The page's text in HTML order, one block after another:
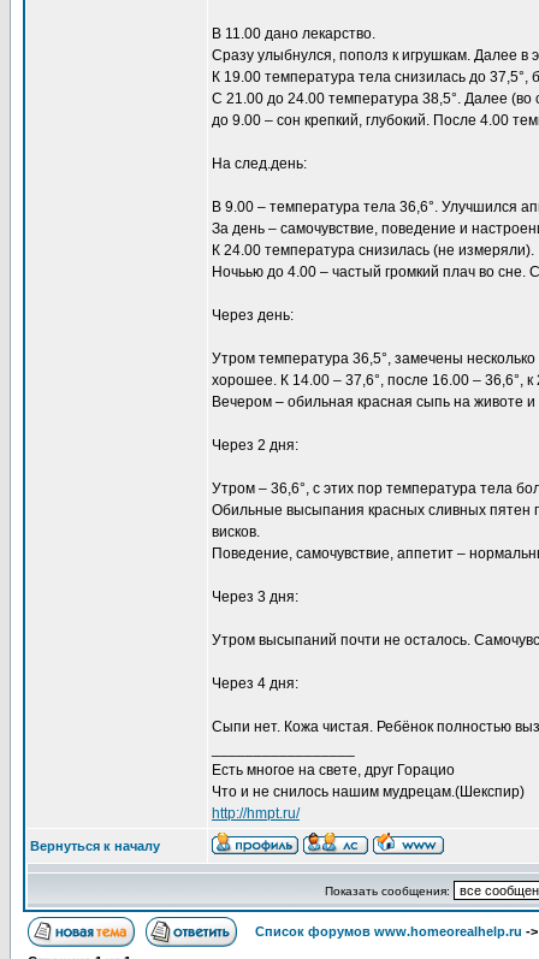
В 11.00 дано лекарство.
Сразу улыбнулся, пополз к игрушкам. Далее
К 19.00 температура тела снизилась до 37,5°,
С 21.00 до 24.00 температура 38,5°. Далее (во
до 9.00 – сон крепкий, глубокий. После 4.00
На след.день:
В 9.00 – температура тела 36,6°. Улучшился
За день – самочувствие, поведение и
К 24.00 температура снизилась (не измеряли).
Ночьью до 4.00 – частый громкий плач во сне.
Через день:
Утром температура 36,5°, замечены
хорошее. К 14.00 – 37,6°, после 16.00 – 36,6°, к
Вечером – обильная красная сыпь на животе
Через 2 дня:
Утром – 36,6°, с этих пор температура тела
Обильные высыпания красных сливных пятен
висков.
Поведение, самочувствие, аппетит –
Через 3 дня:
Утром высыпаний почти не осталось.
Через 4 дня:
Сыпи нет. Кожа чистая. Ребёнок полностью
Есть многое на свете, друг Горацио
Что и не снилось нашим мудрецам.(Шекспир)
http://hmpt.ru/
Вернуться к началу
Показать сообщения:
Список форумов www.homeorealhelp.ru -